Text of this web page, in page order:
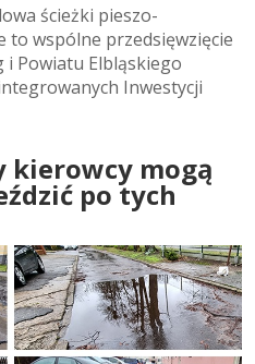
ścieżki pieszo-
to wspólne przedsięwzięcie
i Powiatu Elbląskiego
Inwestycji
kierowcy mogą
po tych